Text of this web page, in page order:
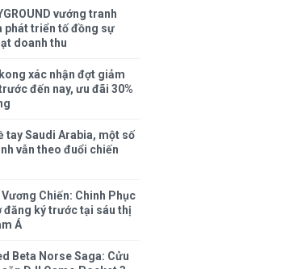
vướng tranh
phát triển tố đồng sự
doanh thu
xác nhận đợt giảm
đến nay, ưu đãi 30%
tay Saudi Arabia, một số
vẫn theo đuổi chiến
Chiến: Chinh Phục
đăng ký trước tại sáu thị
Á
Beta Norse Saga: Cửu